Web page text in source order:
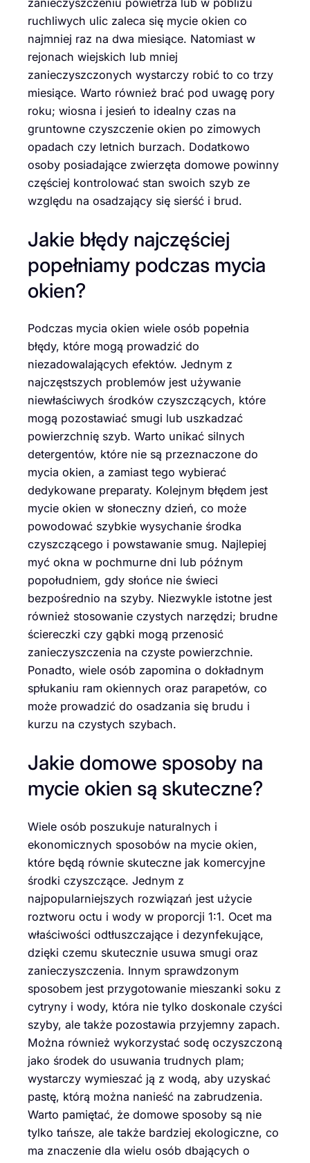
ruchliwych ulic zaleca się mycie okien co
najmniej raz na dwa miesiące. Natomiast w
rejonach wiejskich lub mniej
zanieczyszczonych wystarczy robić to co trzy
miesiące. Warto również brać pod uwagę pory
roku; wiosna i jesień to idealny czas na
gruntowne czyszczenie okien po zimowych
opadach czy letnich burzach. Dodatkowo
osoby posiadające zwierzęta domowe powinny
częściej kontrolować stan swoich szyb ze
względu na osadzający się sierść i brud.
Jakie błędy najczęściej
popełniamy podczas mycia
okien?
Podczas mycia okien wiele osób popełnia
błędy, które mogą prowadzić do
niezadowalających efektów. Jednym z
najczęstszych problemów jest używanie
niewłaściwych środków czyszczących, które
mogą pozostawiać smugi lub uszkadzać
powierzchnię szyb. Warto unikać silnych
detergentów, które nie są przeznaczone do
mycia okien, a zamiast tego wybierać
dedykowane preparaty. Kolejnym błędem jest
mycie okien w słoneczny dzień, co może
powodować szybkie wysychanie środka
czyszczącego i powstawanie smug. Najlepiej
myć okna w pochmurne dni lub późnym
popołudniem, gdy słońce nie świeci
bezpośrednio na szyby. Niezwykle istotne jest
również stosowanie czystych narzędzi; brudne
ściereczki czy gąbki mogą przenosić
zanieczyszczenia na czyste powierzchnie.
Ponadto, wiele osób zapomina o dokładnym
spłukaniu ram okiennych oraz parapetów, co
może prowadzić do osadzania się brudu i
kurzu na czystych szybach.
Jakie domowe sposoby na
mycie okien są skuteczne?
Wiele osób poszukuje naturalnych i
ekonomicznych sposobów na mycie okien,
które będą równie skuteczne jak komercyjne
środki czyszczące. Jednym z
najpopularniejszych rozwiązań jest użycie
roztworu octu i wody w proporcji 1:1. Ocet ma
właściwości odtłuszczające i dezynfekujące,
dzięki czemu skutecznie usuwa smugi oraz
zanieczyszczenia. Innym sprawdzonym
sposobem jest przygotowanie mieszanki soku z
cytryny i wody, która nie tylko doskonale czyści
szyby, ale także pozostawia przyjemny zapach.
Można również wykorzystać sodę oczyszczoną
jako środek do usuwania trudnych plam;
wystarczy wymieszać ją z wodą, aby uzyskać
pastę, którą można nanieść na zabrudzenia.
Warto pamiętać, że domowe sposoby są nie
tylko tańsze, ale także bardziej ekologiczne, co
ma znaczenie dla wielu osób dbających o